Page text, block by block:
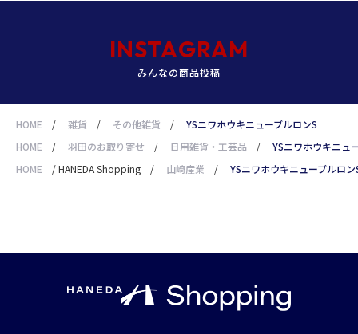
HOME / 雑貨 / その他雑貨 /
YSニワホウキニューブルロンS
HOME
/ 羽田のお取り寄せ / 日用雑貨・工芸品 /
YSニワホウキニュ
HOME
/HANEDA Shopping / 山崎産業 / YSニワホウキニューブルロン
INSTAGRAM
みんなの商品投稿